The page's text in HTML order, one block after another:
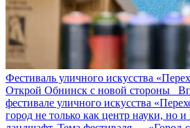
Фестиваль уличного искусства
Открой Обнинск с новой стороны
фестивале уличного искусства
город не только как центр науки, но